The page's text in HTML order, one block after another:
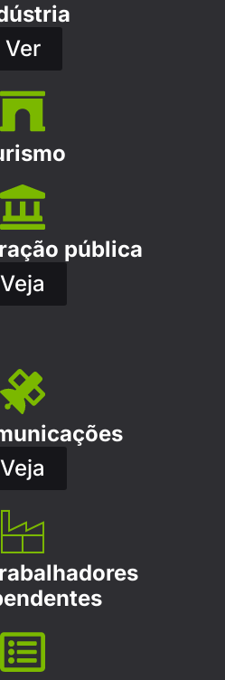
Ver
pública
Veja
Veja